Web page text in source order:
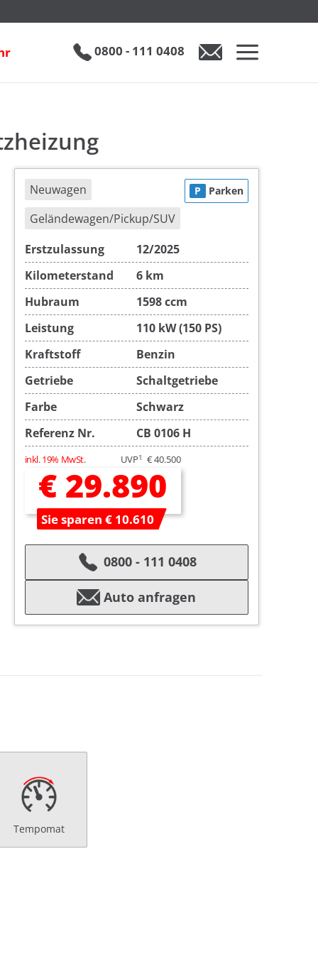
0800 - 111 0408
Neuwagen
Geländewagen/Pickup/SUV
P Parken
Erstzulassung
12/2025
Kilometerstand
6 km
Hubraum
1598 ccm
Leistung
110 kW (150 PS)
Kraftstoff
Benzin
Getriebe
Schaltgetriebe
Farbe
Schwarz
Referenz Nr.
CB 0106 H
inkl. 19% MwSt. UVP1 € 40.500
€ 29.890
Sie sparen € 10.610
0800 - 111 0408
Auto anfragen
Tempomat